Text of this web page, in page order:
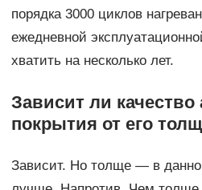
порядка 3000 циклов
ежедневной
хватить на несколько лет.
Зависит ли качество
покрытия от его
Зависит. Но толще — в